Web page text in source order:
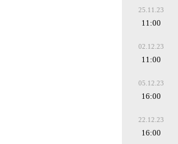
25.11.23
11:00
02.12.23
11:00
05.12.23
16:00
22.12.23
16:00